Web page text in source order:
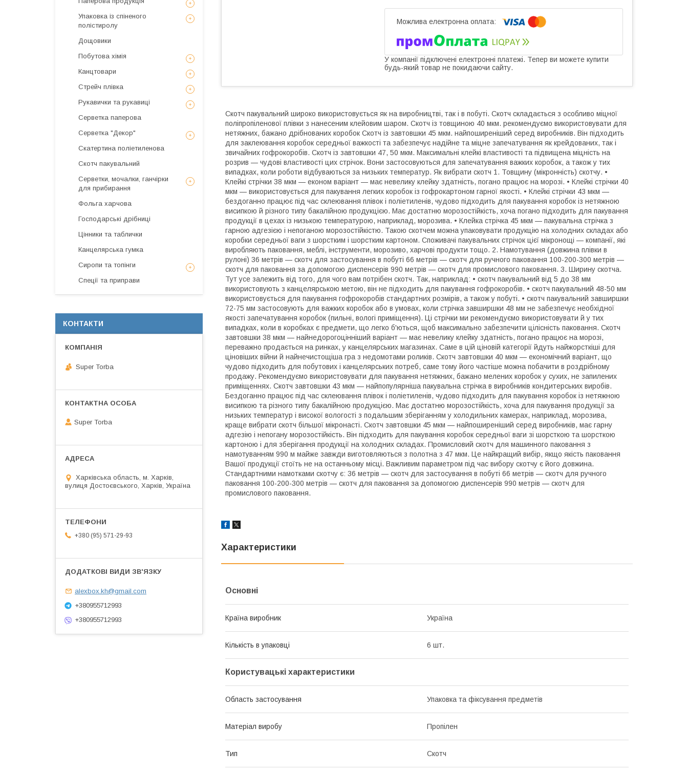
У компанії підключені електронні платежі. Тепер ви можете купити
будь-який товар не покидаючи сайту.
Скотч пакувальний широко використовується як на виробництві, так і в побуті. Скотч складається з особливо міцної
поліпропіленової плівки з нанесеним клейовим шаром. Скотч із товщиною 40 мкм. рекомендуємо використовувати для
нетяжних, бажано дрібнованих коробок Скотч із завтовшки 45 мкм. найпоширеніший серед виробників. Він підходить
для заклеювання коробок середньої важкості та забезпечує надійне та міцне запечатування як крейдованих, так і
звичайних гофрокоробів. Скотч із завтовшки 47, 50 мкм. Максимальні клейкі властивості та підвищена міцність на
розрив — чудові властивості цих стрічок. Вони застосовуються для запечатування важких коробок, а також у тих
випадках, коли роботи відбуваються за низьких температур. Як вибрати скотч 1. Товщину (мікронність) скотчу. •
Клейкі стрічки 38 мкм — економ варіант — має невелику клейку здатність, погано працює на морозі. • Клейкі стрічки 40
мкм — використовується для пакування легких коробок із гофрокартоном гарної якості. • Клейкі стрічки 43 мкм —
бездоганно працює під час склеювання плівок і поліетиленів, чудово підходить для пакування коробок із нетяжною
висипкою й різного типу бакалійною продукцією. Має достатню морозостійкість, хоча погано підходить для пакування
продукції в цехах із низькою температурою, наприклад, морозива. • Клейка стрічка 45 мкм — пакувальна стрічка з
гарною адгезією і непоганою морозостійкістю. Такою скотчем можна упаковувати продукцію на холодних складах або
коробки середньої ваги з шорстким і шорстким картоном. Споживачі пакувальних стрічок цієї мікронощі — компанії, які
виробляють паковання, меблі, інструменти, морозиво, харчові продукти тощо. 2. Намотування (довжина плівки в
рулоні) 36 метрів — скотч для застосування в побуті 66 метрів — скотч для ручного паковання 100-200-300 метрів —
скотч для паковання за допомогою диспенсерів 990 метрів — скотч для промислового паковання. 3. Ширину скотча.
Тут усе залежить від того, для чого вам потрібен скотч. Так, наприклад: • скотч пакувальний від 5 до 38 мм
використовують з канцелярською метою, він не підходить для пакування гофрокоробів. • скотч пакувальний 48-50 мм
використовується для пакування гофрокоробів стандартних розмірів, а також у побуті. • скотч пакувальний завширшки
72-75 мм застосовують для важких коробок або в умовах, коли стрічка завширшки 48 мм не забезпечує необхідної
якості запечатування коробок (пильні, вологі приміщення). Ці стрічки ми рекомендуємо використовувати й у тих
випадках, коли в коробках є предмети, що легко б'ються, щоб максимально забезпечити цілісність паковання. Скотч
завтовшки 38 мкм — найнедорогоцінніший варіант — має невелику клейку здатність, погано працює на морозі,
переважно продається на ринках, у канцелярських магазинах. Саме в цій ціновій категорії йдуть найжорсткіші для
ціновіших війни й найнечистощіша гра з недомотами роликів. Скотч завтовшки 40 мкм — економічний варіант, що
чудово підходить для побутових і канцелярських потреб, саме тому його частіше можна побачити в роздрібному
продажу. Рекомендуємо використовувати для пакування нетяжних, бажано мелених коробок у сухих, не запилених
приміщеннях. Скотч завтовшки 43 мкм — найпопулярніша пакувальна стрічка в виробників кондитерських виробів.
Бездоганно працює під час склеювання плівок і поліетиленів, чудово підходить для пакування коробок із нетяжною
висипкою та різного типу бакалійною продукцією. Має достатню морозостійкість, хоча для пакування продукції за
низьких температур і високої вологості з подальшим зберіганням у холодильних камерах, наприклад, морозива,
краще вибрати скотч більшої мікронасті. Скотч завтовшки 45 мкм — найпоширеніший серед виробників, має гарну
адгезію і непогану морозостійкість. Він підходить для пакування коробок середньої ваги зі шорсткою та шорсткою
картоною і для зберігання продукції на холодних складах. Промисловий скотч для машинного паковання з
намотуванням 990 м майже завжди виготовляються з полотна з 47 мкм. Це найкращий вибір, якщо якість паковання
Вашої продукції стоїть не на останньому місці. Важливим параметром під час вибору скотчу є його довжина.
Стандартними намотками скотчу є: 36 метрів — скотч для застосування в побуті 66 метрів — скотч для ручного
паковання 100-200-300 метрів — скотч для паковання за допомогою диспенсерів 990 метрів — скотч для
промислового паковання.
Характеристики
Основні
Країна виробник Україна
Кількість в упаковці 6 шт.
Користувацькі характеристики
Область застосування Упаковка та фіксування предметів
Матеріал виробу Пропілен
Тип Скотч
Упаковка із спіненого
полістиролу
Дощовики
Побутова хімія
Канцтовари
Стрейч плівка
Рукавички та рукавиці
Серветка паперова
Серветка "Декор"
Скатертина поліетиленова
Скотч пакувальний
Серветки, мочалки, ганчірки
для прибирання
Фольга харчова
Господарські дрібниці
Цінники та таблички
Канцелярська гумка
Сиропи та топінги
Спеції та приправи
КОНТАКТИ
Super Torba
Super Torba
Харківська область, м. Харків,
вулиця Достоєвського, Харків, Україна
+380 (95) 571-29-93
alexbox.kh@gmail.com
+380955712993
+380955712993